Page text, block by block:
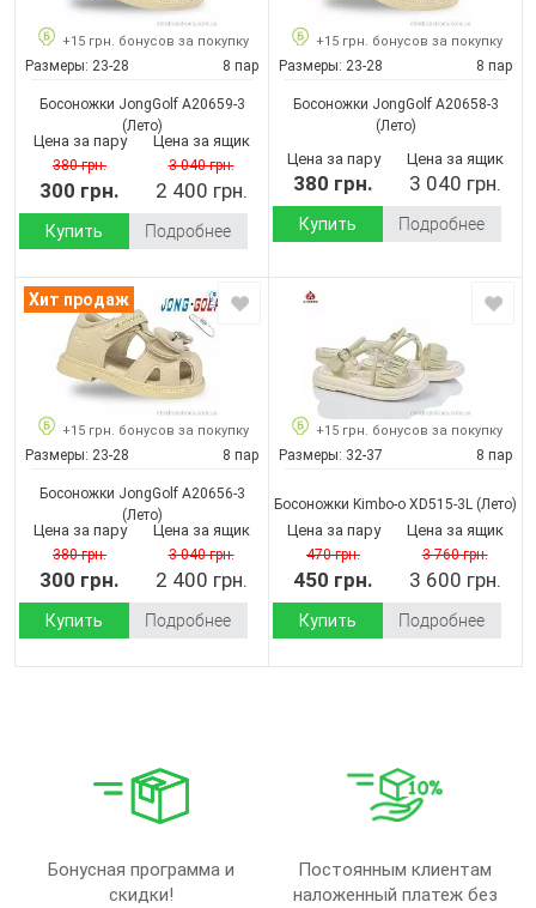
+15 грн. бонусов за покупку
Размеры: 23-28 8 пар
Босоножки JongGolf A20659-3
(Лето)
Цена за пару
380 грн.
300 грн.
Цена за ящик
3 040 грн.
2 400 грн.
Купить Подробнее
+15 грн. бонусов за покупку
Размеры: 23-28 8 пар
Босоножки JongGolf A20658-3
(Лето)
Цена за пару
380 грн.
Цена за ящик
3 040 грн.
Купить Подробнее
Хит продаж
+15 грн. бонусов за покупку
Размеры: 23-28 8 пар
Босоножки JongGolf A20656-3
(Лето)
Цена за пару
380 грн.
300 грн.
Цена за ящик
3 040 грн.
2 400 грн.
Купить Подробнее
+15 грн. бонусов за покупку
Размеры: 32-37 8 пар
Босоножки Kimbo-o XD515-3L (Лето)
Цена за пару
470 грн.
450 грн.
Цена за ящик
3 760 грн.
3 600 грн.
Купить Подробнее
Бонусная программа и
скидки!
Постоянным клиентам
наложенный платеж без